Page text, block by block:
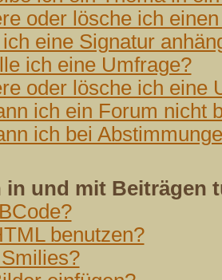
oder lösche ich
eine Signatur
ich eine Umfrage?
oder lösche ich eine
ich ein Forum nicht
ich bei
in und mit Beiträgen
benutzen?